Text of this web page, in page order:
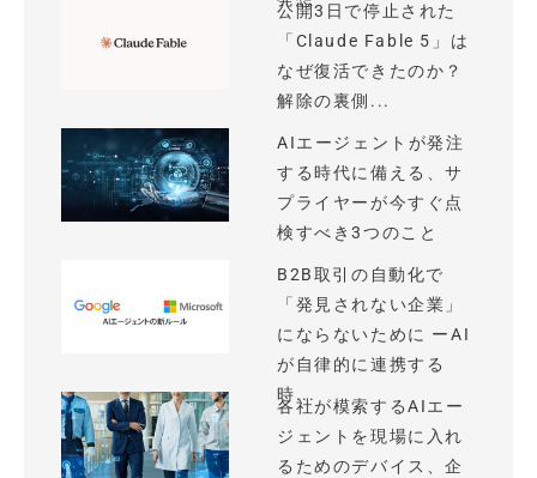
公開3日で停止された
「Claude Fable 5」は
なぜ復活できたのか？
解除の裏側...
AIエージェントが発注
する時代に備える、サ
プライヤーが今すぐ点
検すべき3つのこと
B2B取引の自動化で
「発見されない企業」
にならないために ーAI
が自律的に連携する
時...
各社が模索するAIエー
ジェントを現場に入れ
るためのデバイス、企